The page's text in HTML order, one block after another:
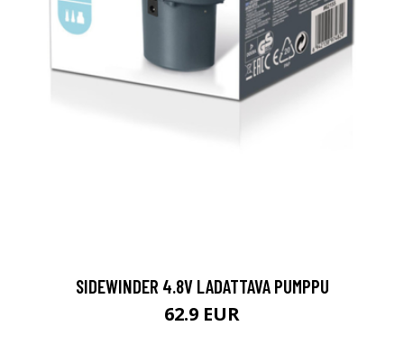
SIDEWINDER 4.8V LADATTAVA PUMPPU
62.9 EUR